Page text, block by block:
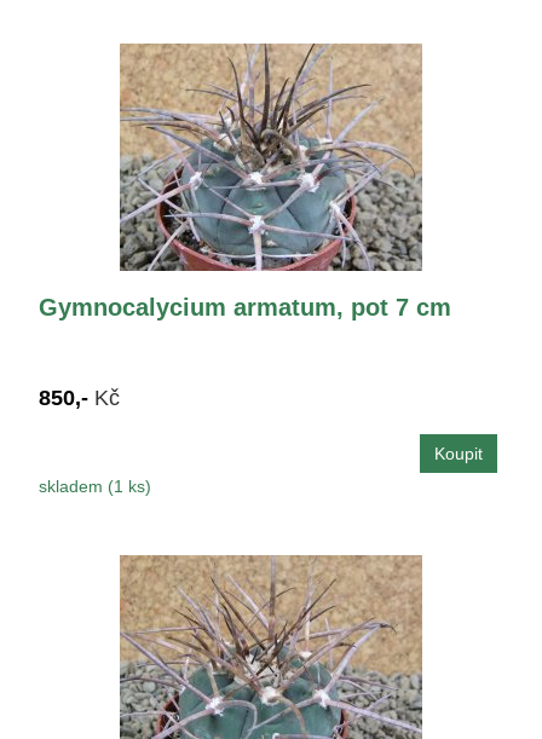
Gymnocalycium armatum, pot 7 cm
850,- Kč
skladem (1 ks)